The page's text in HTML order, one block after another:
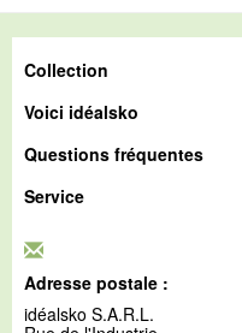
Collection
Voici idéalsko
Questions fréquentes
Service
Adresse postale :
idéalsko S.A.R.L.